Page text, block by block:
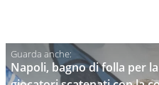
Napoli, bagno di folla per